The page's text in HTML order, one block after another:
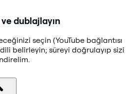
dublajlayın
seçin (YouTube bağlantısı
belirleyin; süreyi doğrulayıp sizi